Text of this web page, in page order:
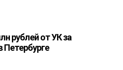
рублей от УК за
Петербурге